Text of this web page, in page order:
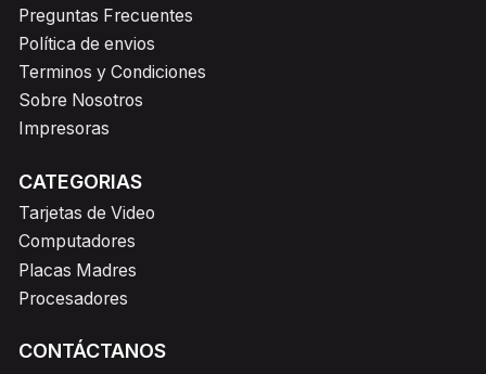
Preguntas Frecuentes
Política de envios
Terminos y Condiciones
Sobre Nosotros
Impresoras
CATEGORIAS
Tarjetas de Video
Computadores
Placas Madres
Procesadores
CONTÁCTANOS